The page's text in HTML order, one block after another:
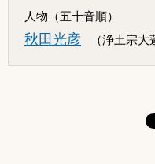
人物（五十音順）
秋田光彦 （浄土宗大